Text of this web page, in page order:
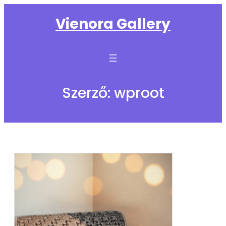
Vienora Gallery
Szerző: wproot